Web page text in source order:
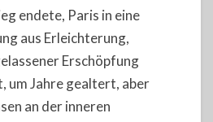
endete, Paris in eine
aus Erleichterung,
Erschöpfung
um Jahre gealtert, aber
an der inneren